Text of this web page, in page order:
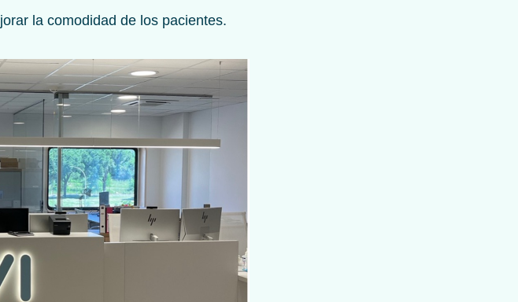
la comodidad de los pacientes.